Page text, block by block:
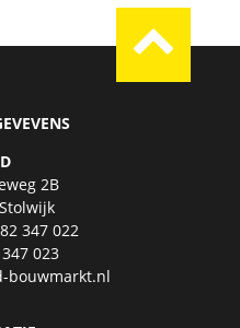
2B
347 022
023
bouwmarkt.nl